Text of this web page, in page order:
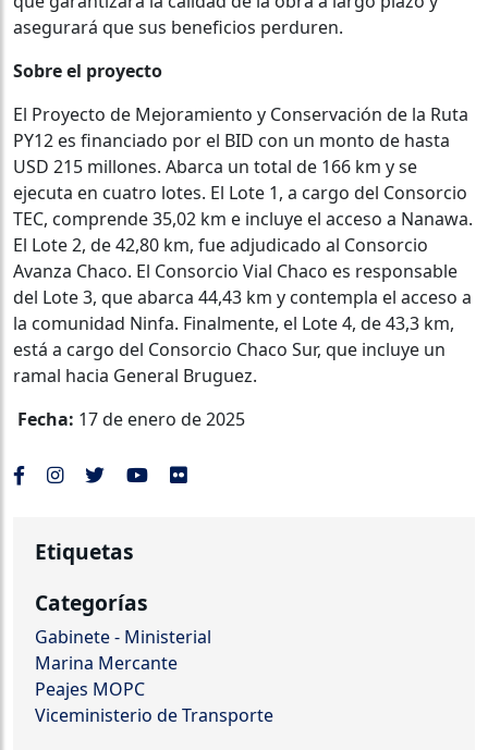
asegurará que sus beneficios perduren.
Sobre el proyecto
El Proyecto de Mejoramiento y Conservación de la Ruta
PY12 es financiado por el BID con un monto de hasta
USD 215 millones. Abarca un total de 166 km y se
ejecuta en cuatro lotes. El Lote 1, a cargo del Consorcio
TEC, comprende 35,02 km e incluye el acceso a Nanawa.
El Lote 2, de 42,80 km, fue adjudicado al Consorcio
Avanza Chaco. El Consorcio Vial Chaco es responsable
del Lote 3, que abarca 44,43 km y contempla el acceso a
la comunidad Ninfa. Finalmente, el Lote 4, de 43,3 km,
está a cargo del Consorcio Chaco Sur, que incluye un
ramal hacia General Bruguez.
Fecha: 17 de enero de 2025
Etiquetas
Categorías
Gabinete - Ministerial
Marina Mercante
Peajes MOPC
Viceministerio de Transporte